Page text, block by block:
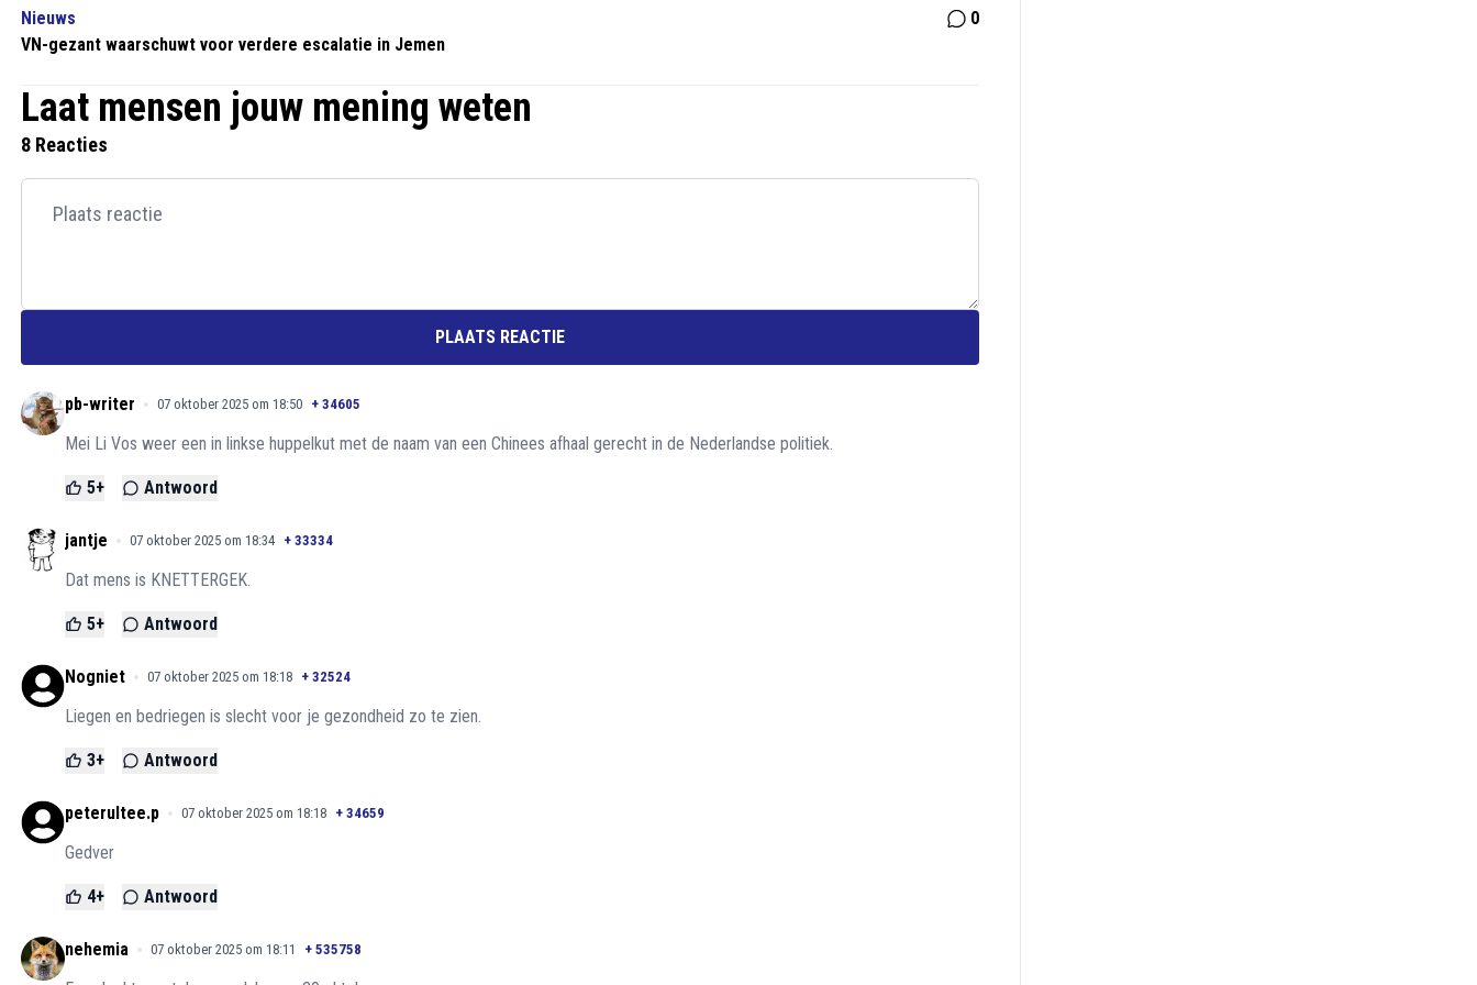
Nieuws
0
VN-gezant waarschuwt voor verdere escalatie in Jemen
Laat mensen jouw mening weten
8 Reacties
PLAATS REACTIE
pb-writer 07 oktober 2025 om 18:50 + 34605
Mei Li Vos weer een in linkse huppelkut met de naam van een Chinees afhaal gerecht in de Nederlandse politiek.
5+ Antwoord
jantje 07 oktober 2025 om 18:34 + 33334
Dat mens is KNETTERGEK.
5+ Antwoord
Nogniet 07 oktober 2025 om 18:18 + 32524
Liegen en bedriegen is slecht voor je gezondheid zo te zien.
3+ Antwoord
peterultee.p 07 oktober 2025 om 18:18 + 34659
Gedver
4+ Antwoord
nehemia 07 oktober 2025 om 18:11 + 535758